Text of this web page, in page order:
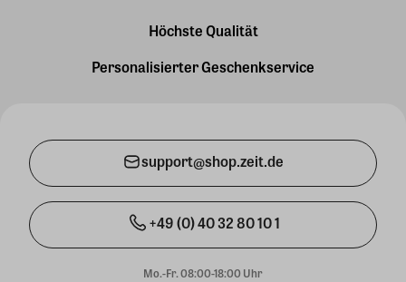
Höchste Qualität
Personalisierter Geschenkservice
support@shop.zeit.de
+49 (0) 40 32 80 10 1
Mo.-Fr. 08:00-18:00 Uhr